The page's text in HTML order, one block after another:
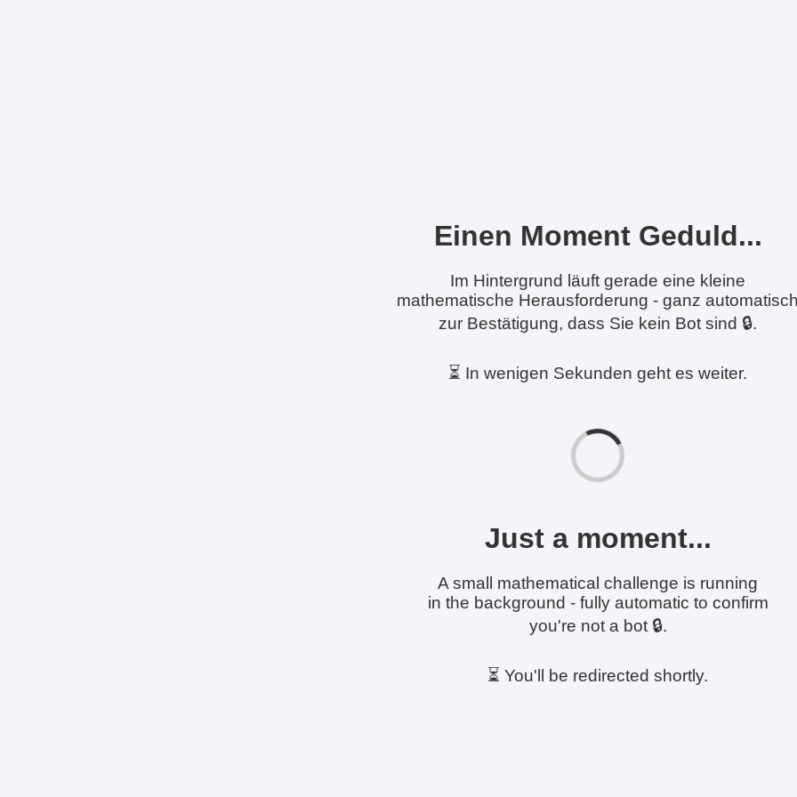
Einen Moment Geduld...
Im Hintergrund läuft gerade eine kleine
mathematische Herausforderung - ganz
zur Bestätigung, dass Sie kein Bot sind 🔒.
⏳ In wenigen Sekunden geht es weiter.
Just a moment...
A small mathematical challenge is running
in the background - fully automatic to confirm
you're not a bot 🔒.
⏳ You'll be redirected shortly.